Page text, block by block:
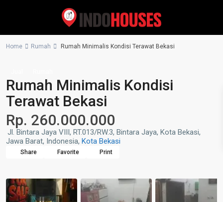
Home Rumah Rumah Minimalis Kondisi Terawat Bekasi
Rumah Minimalis Kondisi
Terawat Bekasi
Rp. 260.000.000
Jl. Bintara Jaya VIII, RT.013/RW.3, Bintara Jaya, Kota Bekasi,
Jawa Barat, Indonesia, Kota Bekasi
Share Favorite Print